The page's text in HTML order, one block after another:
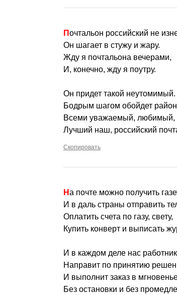
Почтальон российский не
Он шагает в стужу и жару.
Жду я почтальона вечерами,
И, конечно, жду я поутру.
Он придет такой неутомимый.
Бодрым шагом обойдет
Всеми уважаемый, любимый,
Лучший наш, российский
Скопировать
На почте можно получить
И в даль страны отправить
Оплатить счета по газу, свету,
Купить конверт и выписать
И в каждом деле нас
Направит по принятию
И выполнит заказ в
Без остановки и без